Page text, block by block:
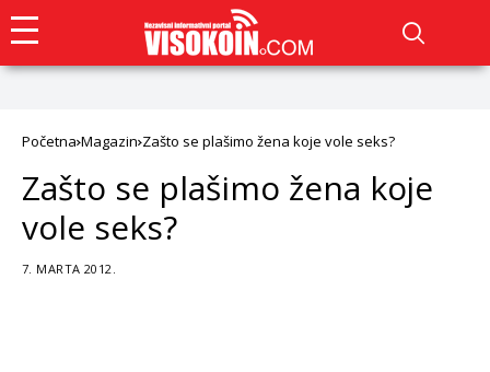
Početna Magazin Zašto se plašimo žena koje vole seks?
Zašto se plašimo žena koje
vole seks?
7. MARTA 2012.